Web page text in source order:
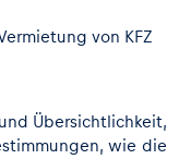
von KFZ
Übersichtlichkeit,
wie die